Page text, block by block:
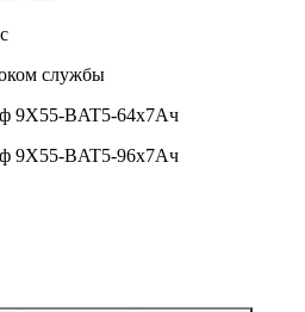
службы
9X55-BAT5-64x7Ач
9X55-BAT5-96x7Ач